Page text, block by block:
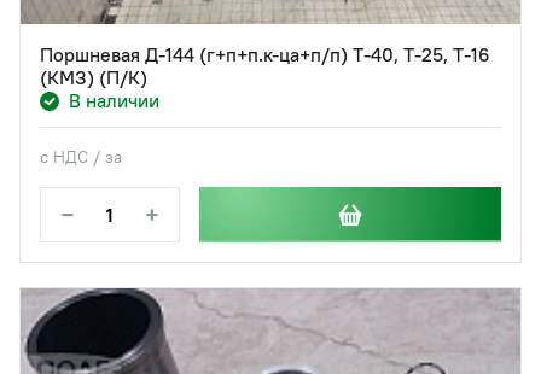
Поршневая Д-144 (г+п+п.к-ца+п/п) Т-40, Т-25, Т-16
(КМЗ) (П/К)
В наличии
с НДС / за
− +